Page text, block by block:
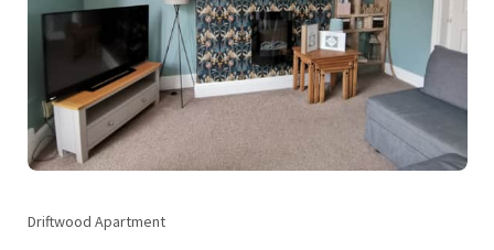
Driftwood Apartment